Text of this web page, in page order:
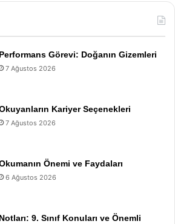
Görevi: Doğanın Gizemleri
7 Ağustos 2026
Kariyer Seçenekleri
7 Ağustos 2026
Önemi ve Faydaları
6 Ağustos 2026
9. Sınıf Konuları ve Önemli